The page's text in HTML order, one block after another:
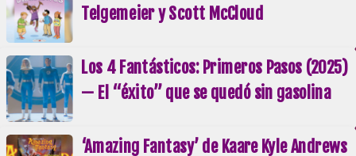
Telgemeier y Scott McCloud
Los 4 Fantásticos: Primeros Pasos (2025)
— El “éxito” que se quedó sin gasolina
‘Amazing Fantasy’ de Kaare Kyle Andrews